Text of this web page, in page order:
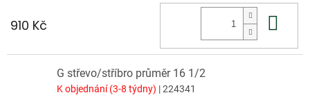
910 Kč
G střevo/stříbro průměr 16 1/2
K objednání (3-8 týdny) | 224341